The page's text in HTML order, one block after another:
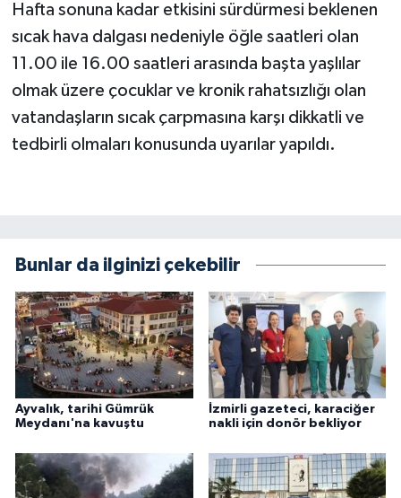
Hafta sonuna kadar etkisini sürdürmesi beklenen
sıcak hava dalgası nedeniyle öğle saatleri olan
11.00 ile 16.00 saatleri arasında başta yaşlılar
olmak üzere çocuklar ve kronik rahatsızlığı olan
vatandaşların sıcak çarpmasına karşı dikkatli ve
tedbirli olmaları konusunda uyarılar yapıldı.
Bunlar da ilginizi çekebilir
Ayvalık, tarihi Gümrük
Meydanı'na kavuştu
İzmirli gazeteci, karaciğer
nakli için donör bekliyor